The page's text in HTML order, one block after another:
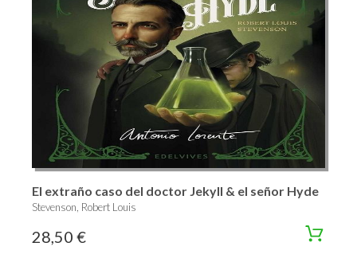
El extraño caso del doctor Jekyll & el señor Hyde
Stevenson, Robert Louis
28,50 €